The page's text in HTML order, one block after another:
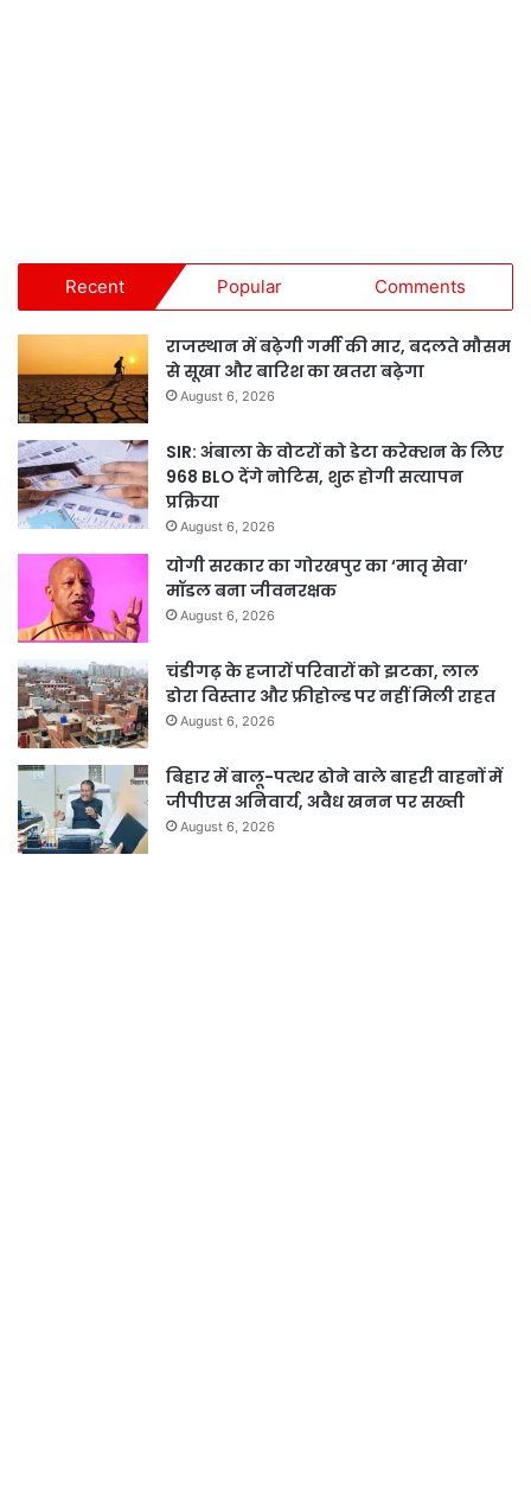
Recent Popular Comments
राजस्थान में बढ़ेगी गर्मी की मार, बदलते मौसम
से सूखा और बारिश का खतरा बढ़ेगा
August 6, 2026
SIR: अंबाला के वोटरों को डेटा करेक्शन के लिए
968 BLO देंगे नोटिस, शुरू होगी सत्यापन
प्रक्रिया
August 6, 2026
योगी सरकार का गोरखपुर का ‘मातृ सेवा’
मॉडल बना जीवनरक्षक
August 6, 2026
चंडीगढ़ के हजारों परिवारों को झटका, लाल
डोरा विस्तार और फ्रीहोल्ड पर नहीं मिली राहत
August 6, 2026
बिहार में बालू-पत्थर ढोने वाले बाहरी वाहनों में
जीपीएस अनिवार्य, अवैध खनन पर सख्ती
August 6, 2026